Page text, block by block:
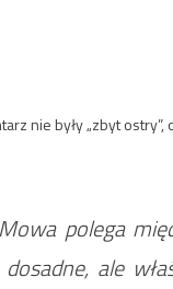
nie były „zbyt ostry”,
polega
ale